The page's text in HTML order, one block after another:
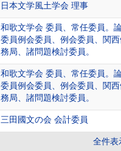
日本文学風土学会 理事
和歌文学会 委員、常任委員。
委員例会委員、例会委員、関
務局、諸問題検討委員。
和歌文学会 委員、常任委員。
委員例会委員、例会委員、関
務局、諸問題検討委員。
三田國文の会 会計委員
全件表